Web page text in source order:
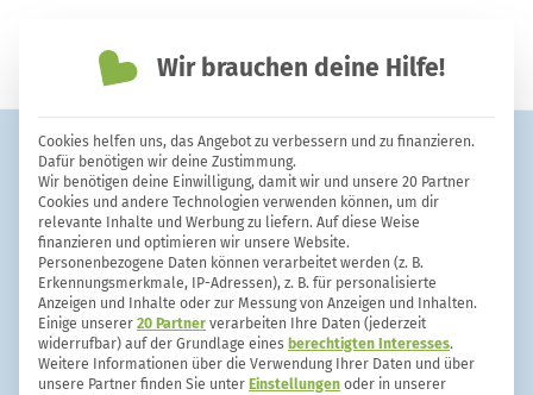
einfach nachhaltiger leben
Reinigen
Haushalt Gerüche Haushaltshelfer
Ordnung Reinigen Waschen
Wir brauchen deine Hilfe!
Cookies helfen uns, das Angebot zu verbessern und zu finanzieren.
Dafür benötigen wir deine Zustimmung.
Wir benötigen deine Einwilligung, damit wir und unsere 20 Partner
Cookies und andere Technologien verwenden können, um dir
relevante Inhalte und Werbung zu liefern. Auf diese Weise
finanzieren und optimieren wir unsere Website.
Personenbezogene Daten können verarbeitet werden (z. B.
Erkennungsmerkmale, IP-Adressen), z. B. für personalisierte
Anzeigen und Inhalte oder zur Messung von Anzeigen und Inhalten.
Einige unserer 20 Partner verarbeiten Ihre Daten (jederzeit
widerrufbar) auf der Grundlage eines berechtigten Interesses.
Weitere Informationen über die Verwendung Ihrer Daten und über
unsere Partner finden Sie unter Einstellungen oder in unserer